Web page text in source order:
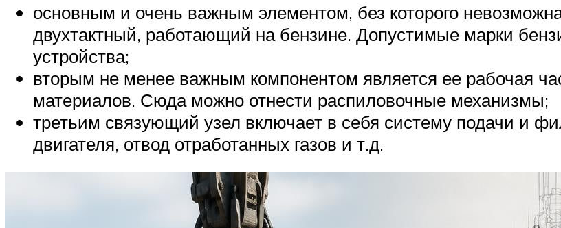
основным и очень важным элементом, без которого
двухтактный, работающий на бензине. Допустимые марки
устройства;
вторым не менее важным компонентом является ее рабочая
материалов. Сюда можно отнести распиловочные механизмы;
третьим связующий узел включает в себя систему подачи и
двигателя, отвод отработанных газов и т.д.